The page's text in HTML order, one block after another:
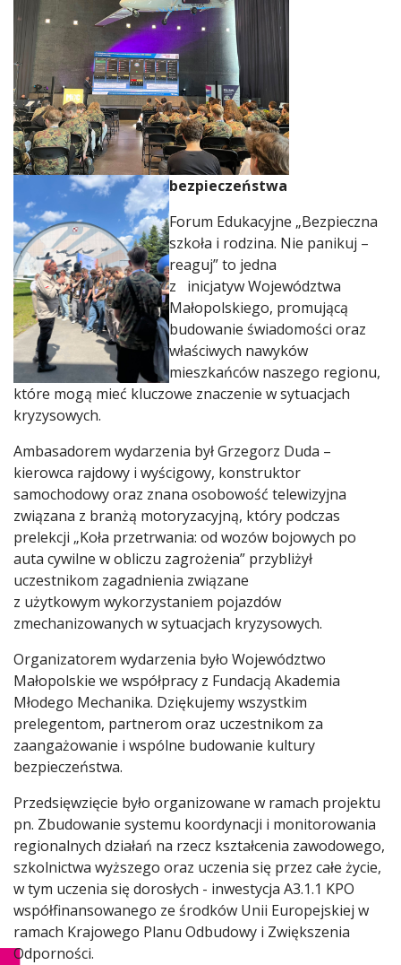
bezpieczeństwa
Forum Edukacyjne „Bezpieczna
szkoła i rodzina. Nie panikuj –
reaguj” to jedna
z inicjatyw Województwa
Małopolskiego, promującą
budowanie świadomości oraz
właściwych nawyków
mieszkańców naszego regionu,
które mogą mieć kluczowe znaczenie w sytuacjach
kryzysowych.
Ambasadorem wydarzenia był Grzegorz Duda –
kierowca rajdowy i wyścigowy, konstruktor
samochodowy oraz znana osobowość telewizyjna
związana z branżą motoryzacyjną, który podczas
prelekcji „Koła przetrwania: od wozów bojowych po
auta cywilne w obliczu zagrożenia” przybliżył
uczestnikom zagadnienia związane
z użytkowym wykorzystaniem pojazdów
zmechanizowanych w sytuacjach kryzysowych.
Organizatorem wydarzenia było Województwo
Małopolskie we współpracy z Fundacją Akademia
Młodego Mechanika. Dziękujemy wszystkim
prelegentom, partnerom oraz uczestnikom za
zaangażowanie i wspólne budowanie kultury
bezpieczeństwa.
Przedsięwzięcie było organizowane w ramach projektu
pn. Zbudowanie systemu koordynacji i monitorowania
regionalnych działań na rzecz kształcenia zawodowego,
szkolnictwa wyższego oraz uczenia się przez całe życie,
w tym uczenia się dorosłych - inwestycja A3.1.1 KPO
współfinansowanego ze środków Unii Europejskiej w
ramach Krajowego Planu Odbudowy i Zwiększenia
Odporności.